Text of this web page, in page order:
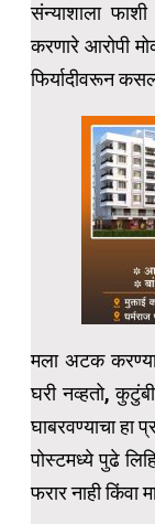
संन्याशाला
करणारे आरोपी
फिर्यादीवरून
मला अटक
घरी नव्हतो,
घाबरवण्याचा हा
पोस्टमध्ये पुढे
फरार नाही किंवा